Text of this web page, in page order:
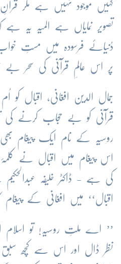
کہیں موجود نہیں ہے مگر
تصویر نمایاں ہے المیہ یہ
دُنیائے فرسودہ میں مستِ
پر اس عالمِ قرآنی کی سحر
جمال الدین افغانی، اقبال کو
قرآنی کو بے حجاب کرنے
روسیہ کے نام ایک پیغام
اس پیغام میں اقبال نے کلمۂ
کی ہے - ڈاکٹر خلیفہ
اقبال‘‘ میں افغانی کے
’’ اے ملتِ روسیہ! تو اسلام
نظر ڈال اور اس سے کچھ